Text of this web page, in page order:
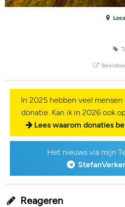
In 2025 hebben veel
donatie. Kan ik in 2026 ook
Lees waarom donaties
Het nieuws via mijn
Reageren